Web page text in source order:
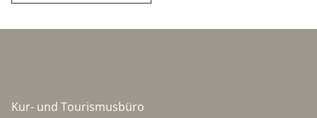
Kur- und Tourismusbüro